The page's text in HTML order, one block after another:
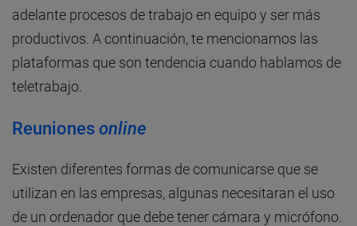
adelante procesos de trabajo en equipo y ser más
productivos. A continuación, te mencionamos las
plataformas que son tendencia cuando hablamos de
teletrabajo.
Reuniones online
Existen diferentes formas de comunicarse que se
utilizan en las empresas, algunas necesitaran el uso
de un ordenador que debe tener cámara y micrófono.